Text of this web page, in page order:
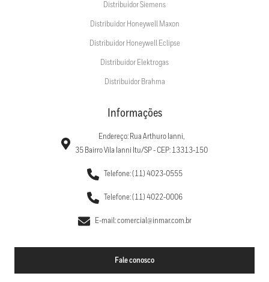
Distribuidor Siemens
Distribuidor Honeywell Maxon
Distribuidor Honeywell Eclipse
Distribuidor Elektrogas
Distribuidor Brahma
Informações
Endereço: Rua Arthuro Ianni,
35 Bairro Vila Ianni Itu/SP - CEP: 13313-150
Telefone: (11) 4023-0555
Telefone: (11) 4022-0006
E-mail: comercial@inmar.com.br
Fale conosco